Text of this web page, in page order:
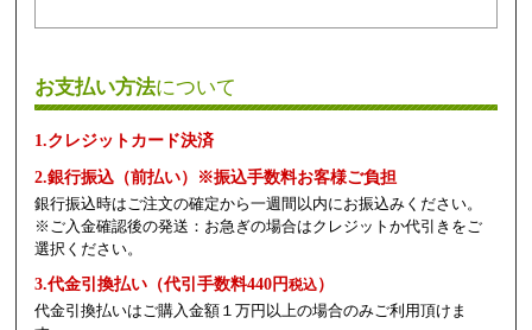
お支払い方法について
1.クレジットカード決済
2.銀行振込（前払い）※振込手数料お客様ご負担
銀行振込時はご注文の確定から一週間以内にお振込みください。
※ご入金確認後の発送：お急ぎの場合はクレジットか代引きをご
選択ください。
3.代金引換払い（代引手数料440円税込）
代金引換払いはご購入金額１万円以上の場合のみご利用頂けま